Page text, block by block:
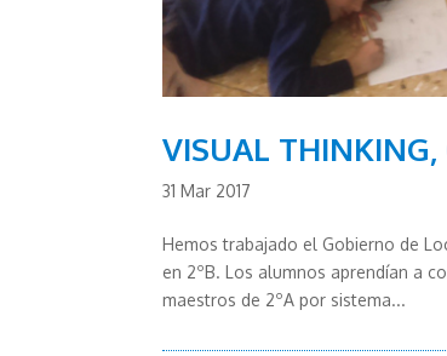
VISUAL THINKING,
31 Mar 2017
Hemos trabajado el Gobierno de
en 2ºB. Los alumnos aprendían a
maestros de 2ºA por sistema...